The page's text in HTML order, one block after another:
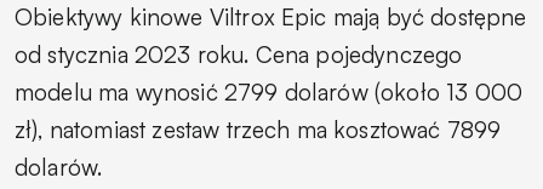
Obiektywy kinowe Viltrox Epic mają być dostępne
od stycznia 2023 roku. Cena pojedynczego
modelu ma wynosić 2799 dolarów (około 13 000
zł), natomiast zestaw trzech ma kosztować 7899
dolarów.